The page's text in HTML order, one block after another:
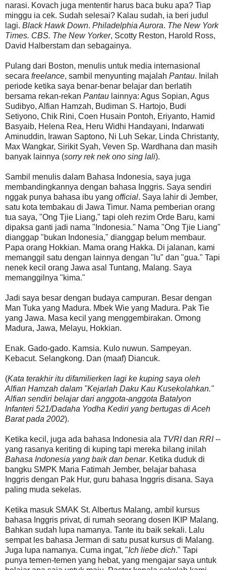
narasi. Kovach juga mententir harus baca buku apa? Tiap
minggu ia cek. Sudah selesai? Kalau sudah, ia beri judul
lagi. Black Hawk Down. Philadelphia Aurora. The New York
Times. CBS. The New Yorker, Scotty Reston, Harold Ross,
David Halberstam dan sebagainya.
Pulang dari Boston, menulis untuk media internasional
secara freelance, sambil menyunting majalah Pantau. Inilah
periode ketika saya benar-benar belajar dan berlatih
bersama rekan-rekan Pantau lainnya: Agus Sopian, Agus
Sudibyo, Alfian Hamzah, Budiman S. Hartojo, Budi
Setiyono, Chik Rini, Coen Husain Pontoh, Eriyanto, Hamid
Basyaib, Helena Rea, Heru Widhi Handayani, Indarwati
Aminuddin, Irawan Saptono, Ni Luh Sekar, Linda Christanty,
Max Wangkar, Sirikit Syah, Veven Sp. Wardhana dan masih
banyak lainnya (sorry rek nek ono sing lali).
Sambil menulis dalam Bahasa Indonesia, saya juga
membandingkannya dengan bahasa Inggris. Saya sendiri
nggak punya bahasa ibu yang official. Saya lahir di Jember,
satu kota tembakau di Jawa Timur. Nama pemberian orang
tua saya, "Ong Tjie Liang," tapi oleh rezim Orde Baru, kami
dipaksa ganti jadi nama "Indonesia." Nama "Ong Tjie Liang"
dianggap "bukan Indonesia," dianggap belum membaur.
Papa orang Hokkian. Mama orang Hakka. Di jalanan, kami
memanggil satu dengan lainnya dengan "lu" dan "gua." Tapi
nenek kecil orang Jawa asal Tuntang, Malang. Saya
memanggilnya "kima."
Jadi saya besar dengan budaya campuran. Besar dengan
Man Tuka yang Madura. Mbek Wie yang Madura. Pak Tie
yang Jawa. Masa kecil yang menggembirakan. Omong
Madura, Jawa, Melayu, Hokkian.
Enak. Gado-gado. Kamsia. Kulo nuwun. Sampeyan.
Kebacut. Selangkong. Dan (maaf) Diancuk.
(Kata terakhir itu difamilierken lagi ke kuping saya oleh
Alfian Hamzah dalam "Kejarlah Daku Kau Kusekolahkan."
Alfian sendiri belajar dari anggota-anggota Batalyon
Infanteri 521/Dadaha Yodha Kediri yang bertugas di Aceh
Barat pada 2002).
Ketika kecil, juga ada bahasa Indonesia ala TVRIdan RRI--
yang rasanya keriting di kuping tapi mereka bilang inilah
Bahasa Indonesia yang baik dan benar. Ketika duduk di
bangku SMPK Maria Fatimah Jember, belajar bahasa
Inggris dengan Pak Hur, guru bahasa Inggris disana. Saya
paling muda sekelas.
Ketika masuk SMAK St. Albertus Malang, ambil kursus
bahasa Inggris privat, di rumah seorang dosen IKIP Malang.
Bahkan sudah lupa namanya. Tante itu baik sekali. Lalu
sempat les bahasa Jerman di satu pusat kursus di Malang.
Juga lupa namanya. Cuma ingat, "Ich liebe dich." Tapi
punya temen-temen yang hebat, yang mengajar saya untuk